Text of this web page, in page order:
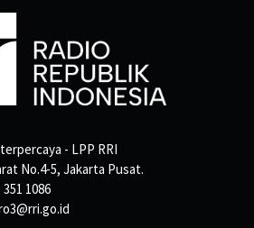
- LPP RRI
No.4-5, Jakarta Pusat.
1086